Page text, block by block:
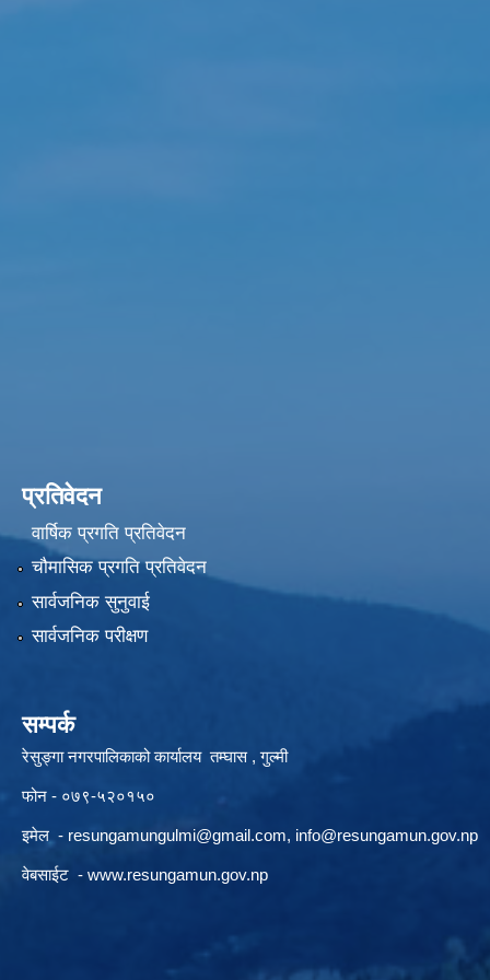
प्रतिवेदन
वार्षिक प्रगति प्रतिवेदन
चौमासिक प्रगति प्रतिवेदन
सार्वजनिक सुनुवाई
सार्वजनिक परीक्षण
सम्पर्क
रेसुङ्गा नगरपालिकाको कार्यालय तम्घास , गुल्मी
फोन - ०७९-५२०१५०
इमेल - resungamungulmi@gmail.com, info@resungamun.gov.np
वेबसाईट - www.resungamun.gov.np